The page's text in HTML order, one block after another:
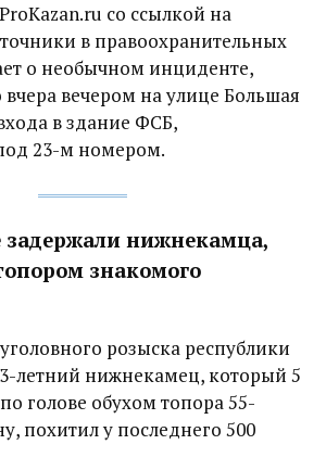
со ссылкой на
в правоохранительных
о необычном инциденте,
вечером на улице Большая
в здание ФСБ,
23-м номером.
задержали нижнекамца,
знакомого
розыска республики
летний нижнекамец, который 5
голове обухом топора 55-
похитил у последнего 500